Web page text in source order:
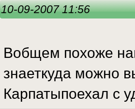
10-09-2007 11:56
Вобщем похоже
знаеткуда можно
Карпатыпоехал с